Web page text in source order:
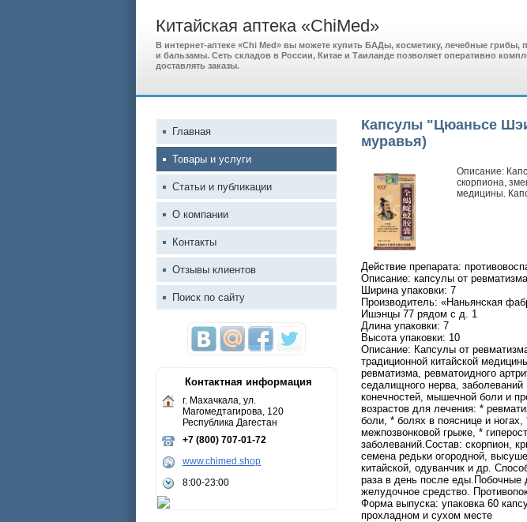
Китайская аптека «ChiMed»
В интернет-аптеке «Chi Med» вы можете купить БАДы, косметику, лечебные грибы,
и бальзамы. Сеть складов в России, Китае и Таиланде позволяет оперативно
доставлять заказы.
Капсулы "Цюаньсе
муравья)
Описание:
скорпиона,
медицины.
Действие препарата:
Описание: капсулы от
Ширина упаковки: 7
Производитель: «Наньянская
Ишэнцы 77 рядом с д. 1
Длина упаковки: 7
Высота упаковки: 10
Описание: Капсулы от
традиционной китайской
ревматизма, ревматоидного
седалищного нерва,
конечностей, мышечной боли и
возрастов для лечения: *
боли, * болях в пояснице и
межпозвонковой грыже, *
заболеваний.Состав: скорпион,
семена редьки огородной,
китайской, одуванчик и др.
раза в день после еды.Побочные
желудочное средство.
Форма выпуска: упаковка 60
прохладном и сухом месте
Главная
Товары и услуги
Статьи и публикации
О компании
Контакты
Отзывы клиентов
Поиск по сайту
Контактная информация
г. Махачкала, ул.
Магомедтагирова, 120
Республика Дагестан
+7 (800) 707-01-72
www.chimed.shop
8:00-23:00